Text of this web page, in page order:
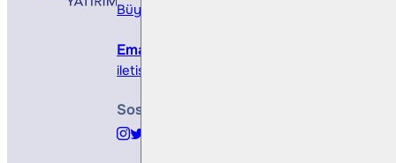
Büyükdere Cad. No 173, 1. Levent Plaza, B
Email
iletisim@bullsyatirim.com
Sosyal Medya